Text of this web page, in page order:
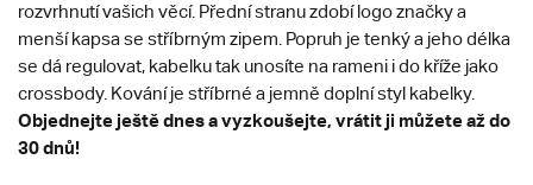
rozvrhnutí vašich věcí. Přední stranu zdobí logo značky a
menší kapsa se stříbrným zipem. Popruh je tenký a jeho délka
se dá regulovat, kabelku tak unosíte na rameni i do kříže jako
crossbody. Kování je stříbrné a jemně doplní styl kabelky.
Objednejte ještě dnes a vyzkoušejte, vrátit ji můžete až do
30 dnů!